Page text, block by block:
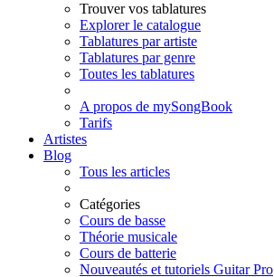
Trouver vos tablatures
Explorer le catalogue
Tablatures par artiste
Tablatures par genre
Toutes les tablatures
A propos de mySongBook
Tarifs
Artistes
Blog
Tous les articles
Catégories
Cours de basse
Théorie musicale
Cours de batterie
Nouveautés et tutoriels Guitar Pro